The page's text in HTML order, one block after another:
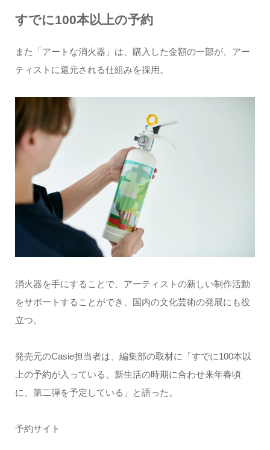
すでに100本以上の予約
また「アートな消火器」は、購入した金額の一部が、アー
ティストに還元される仕組みを採用。
消火器を手にすることで、アーティストの新しい制作活動
をサポートすることができ、国内の文化芸術の発展にも役
立つ。
発売元のCasie担当者は、編集部の取材に「すでに100本以
上の予約が入っている。新生活の時期に合わせ来年春頃
に、第二弾を予定している」と語った。
予約サイト